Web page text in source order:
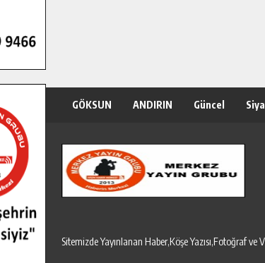
GÖKSUN ANDIRIN Güncel
Sitemizde Yayınlanan Haber,Köşe Yazısı,Fotoğraf